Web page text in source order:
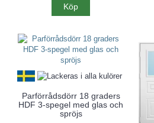
Köp
Parförrådsdörr 18 graders
HDF 3-spegel med glas och
spröjs